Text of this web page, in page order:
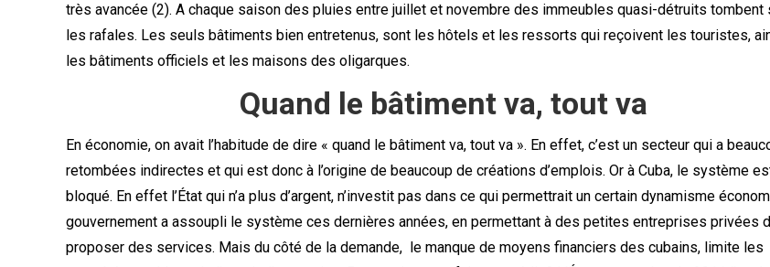
très avancée (2). A chaque saison des pluies entre juillet et novembre des immeubles quasi-détruits tombent
les rafales. Les seuls bâtiments bien entretenus, sont les hôtels et les ressorts qui reçoivent les touristes,
les bâtiments officiels et les maisons des oligarques.
Quand le bâtiment va, tout va
En économie, on avait l’habitude de dire « quand le bâtiment va, tout va ». En effet, c’est un secteur qui a
retombées indirectes et qui est donc à l’origine de beaucoup de créations d’emplois. Or à Cuba, le système
bloqué. En effet l’État qui n’a plus d’argent, n’investit pas dans ce qui permettrait un certain dynamisme
gouvernement a assoupli le système ces dernières années, en permettant à des petites entreprises privées
proposer des services. Mais du côté de la demande, le manque de moyens financiers des cubains, limite les